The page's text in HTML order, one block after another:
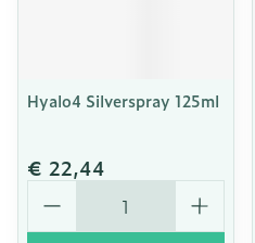
Hyalo4 Silverspray 125ml
€ 22,44
Aantal